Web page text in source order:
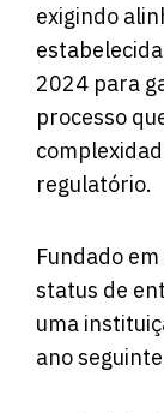
exigindo
2024 para
processo
regulatório.
Fundado
status de
uma
ano